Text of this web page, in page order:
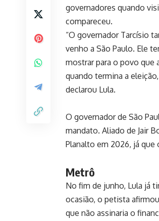
governadores quando
compareceu.
“O governador Tarcísio
venho a São Paulo. Ele
mostrar para o povo que
quando termina a
declarou Lula.
O governador de São
mandato. Aliado de Jair
Planalto em 2026, já que
Metrô
No fim de junho, Lula já
ocasião, o petista
que não assinaria o